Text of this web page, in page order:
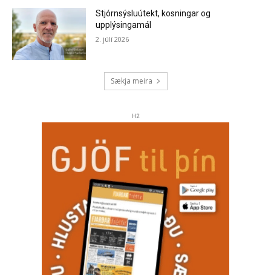
Stjórnsýsluútekt, kosningar og
upplýsingamál
2. júlí 2026
Sækja meira
H2